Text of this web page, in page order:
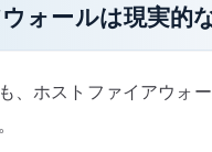
ォールは現実的
、ホストファイアウォ